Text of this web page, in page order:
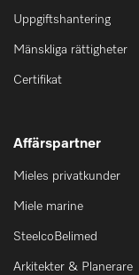
Uppgiftshantering
Mänskliga rättigheter
Certifikat
Affärspartner
Mieles privatkunder
Miele marine
SteelcoBelimed
Arkitekter & Planerare